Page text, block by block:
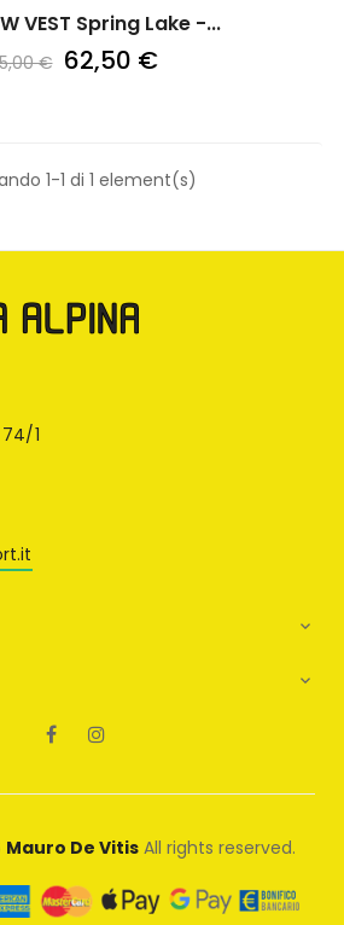
W VEST Spring Lake -...
€ 62,50 €
1-1 di 1 element(s)
1


Facebook
Mauro De VitisAll rights reserved.